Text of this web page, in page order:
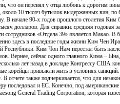
что он перенял у отца любовь к дорогим
около 10 тысяч бутылок выдержанных вин,
В начале 90-х годов прошлого столетия
долларов. Для справки: средняя годовая
сотрудников «Отдела 39» является Макао.
здесь в последние годы жизни Ким Чен
Ким Чон Нам перестал быть
Вернее, сейчас одного главного Кима –
лет назад в докладе Конгрессу США
корейцы привыкли жить в условиях
отчете также подчеркивается, что для
последовал и ЕС. Конечно, под
General Trading Corporation, которая